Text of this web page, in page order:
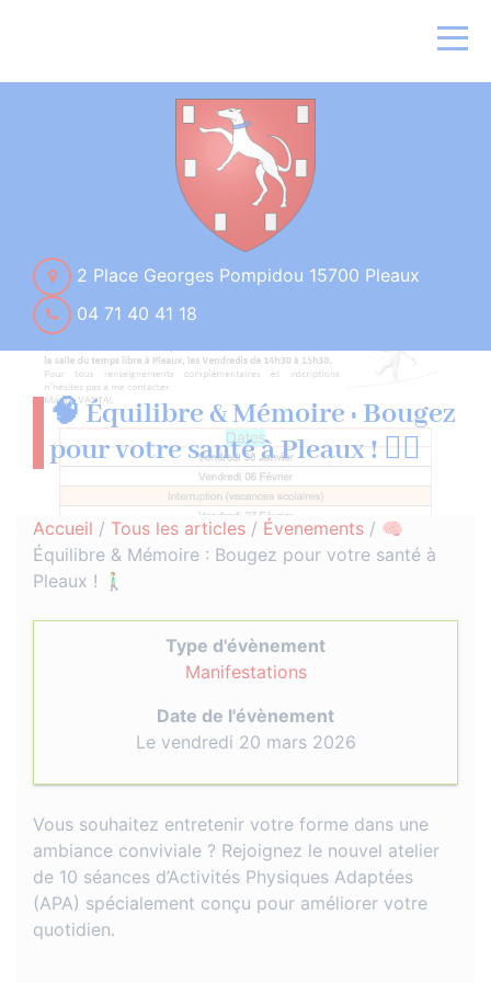
2 Place Georges Pompidou 15700 Pleaux
04 71 40 41 18
🧠 Équilibre & Mémoire : Bougez
pour votre santé à Pleaux ! 🚶‍♂️
Accueil / Tous les articles / Évenements / 🧠
Équilibre & Mémoire : Bougez pour votre santé à
Pleaux ! 🚶‍♂️
Type d'évènement
Manifestations
Date de l'évènement
Le vendredi 20 mars 2026
Vous souhaitez entretenir votre forme dans une
ambiance conviviale ? Rejoignez le nouvel atelier
de 10 séances d’Activités Physiques Adaptées
(APA) spécialement conçu pour améliorer votre
quotidien.